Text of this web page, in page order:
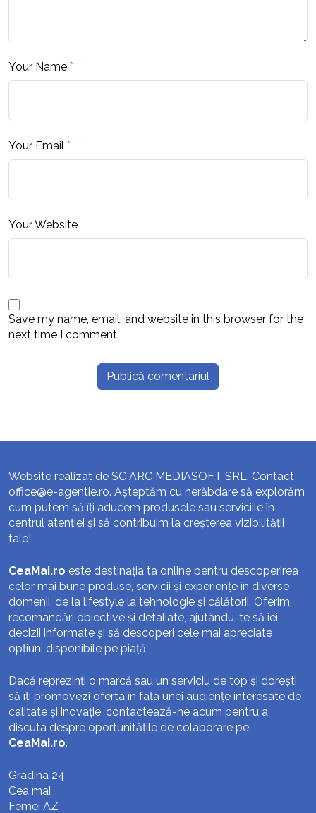
Your Name *
Your Email *
Your Website
Save my name, email, and website in this browser for the
next time I comment.
Website realizat de SC ARC MEDIASOFT SRL. Contact
office@e-agentie.ro. Așteptăm cu nerăbdare să explorăm
cum putem să îți aducem produsele sau serviciile în
centrul atenției și să contribuim la creșterea vizibilității
tale!
CeaMai.ro este destinația ta online pentru descoperirea
celor mai bune produse, servicii și experiențe în diverse
domenii, de la lifestyle la tehnologie și călătorii. Oferim
recomandări obiective și detaliate, ajutându-te să iei
decizii informate și să descoperi cele mai apreciate
opțiuni disponibile pe piață.
Dacă reprezinți o marcă sau un serviciu de top și dorești
să îți promovezi oferta în fața unei audiențe interesate de
calitate și inovație, contactează-ne acum pentru a
discuta despre oportunitățile de colaborare pe
CeaMai.ro.
Gradina 24
Cea mai
Femei AZ